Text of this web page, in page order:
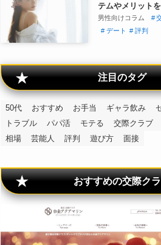
テムやメリット
男性向けコラム
デート
評判
注目のタグ
50代 おすすめ お手当 ギャラ飲み
トラブル
パパ活 モテる 交際クラブ
相場
芸能人 評判 遊び方 面接
おすすめの交際ク